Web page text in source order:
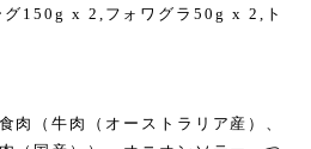
グ150g x 2,フォワグラ50g x 2,ト
肉（牛肉（オーストラリア産）、